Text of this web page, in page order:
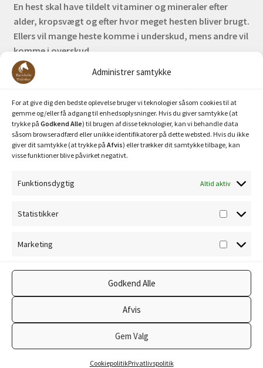
Administrer samtykke
For at give dig den bedste oplevelse bruger vi teknologier såsom cookies til at
gemme og/eller få adgang til enhedsoplysninger. Hvis du giver samtykke (at
trykke på Godkend Alle) til brugen af disse teknologier, kan vi behandle data
såsom browseradfærd eller unikke identifikatorer på dette websted. Hvis du ikke
giver dit samtykke (at trykke på Afvis) eller trækker dit samtykke tilbage, kan
visse funktioner blive påvirket negativt.
Funktionsdygtig Altid aktiv
Statistikker
Marketing
Godkend Alle
Afvis
Gem Valg
CookiepolitikPrivatlivspolitik
En hest skal have tildelt vitaminer og mineraler efter
alder, kropsvægt og efter hvor meget hesten bliver brugt.
Ellers vil mange heste komme i underskud, mens andre vil
komme i overskud.
Bank: Nordea / Reg: 2413 Konto nr. 6285 704 772
Privatlivspolitik
© Ravnholm Foderhus 2026
Lavet med WooCommerce
0